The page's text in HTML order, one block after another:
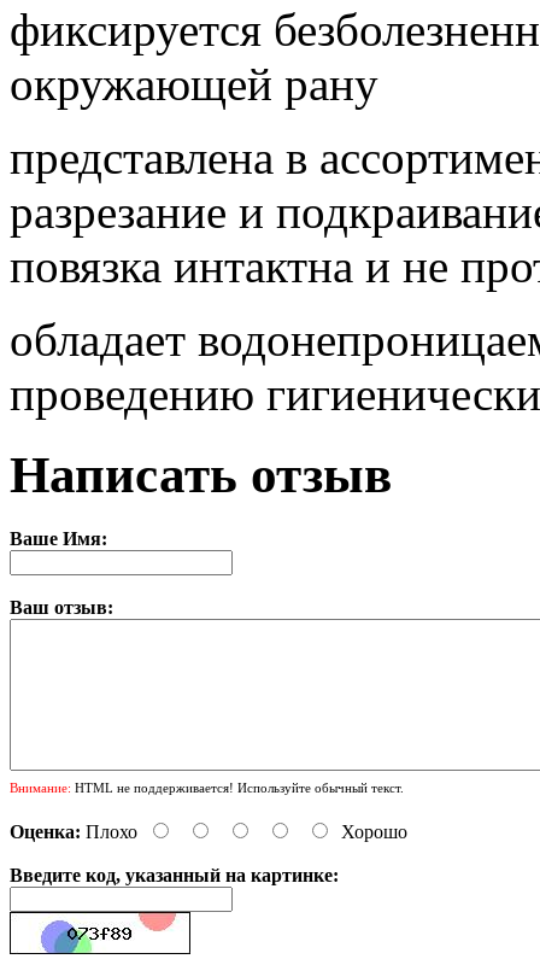
фиксируется
окружающей рану
представлена в
разрезание и
повязка интактна и не
обладает
проведению
Написать отзыв
Ваше Имя:
Ваш отзыв:
Внимание: HTML не поддерживается! Используйте обычный текст.
Оценка: Плохо Хорошо
Введите код, указанный на картинке: